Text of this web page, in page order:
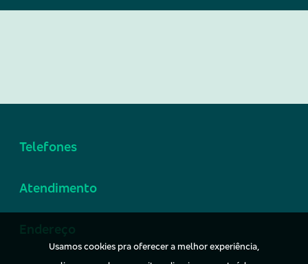
Telefones
Atendimento
Endereço
Usamos cookies pra oferecer a melhor experiência,